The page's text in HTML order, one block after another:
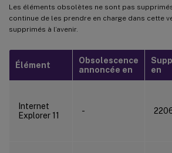
Les éléments obsolètes ne sont pas
continue de les prendre en charge dans cette
supprimés à l’avenir.
Élément
Obsolescence
annoncée en
en
Internet
Explorer 11
-